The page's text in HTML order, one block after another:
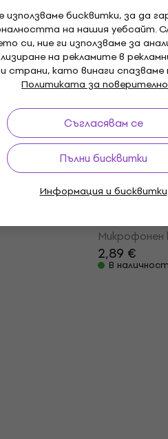
използваме бисквитки, за да
на нашия уебсайт.
си, ние ги използваме за
на рекламите в
страни, като винаги спазваме
Политиката за
Съгласявам се
Пълни бисквитки
Информация и бисквитки
В
Klotz
Микрофонен
5/5
2,69 €
В
За
Klotz
Микрофонен
2,89 €
В наличност